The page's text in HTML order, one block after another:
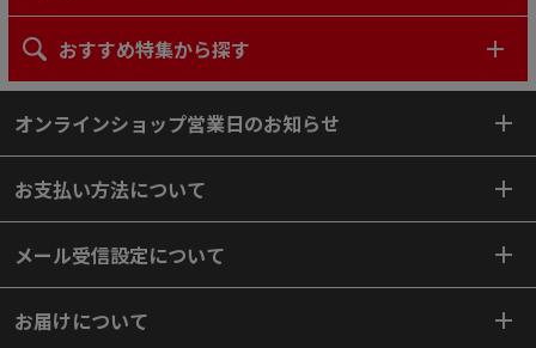
おすすめ特集から探す
オンラインショップ営業日のお知らせ
お支払い方法について
メール受信設定について
お届けについて